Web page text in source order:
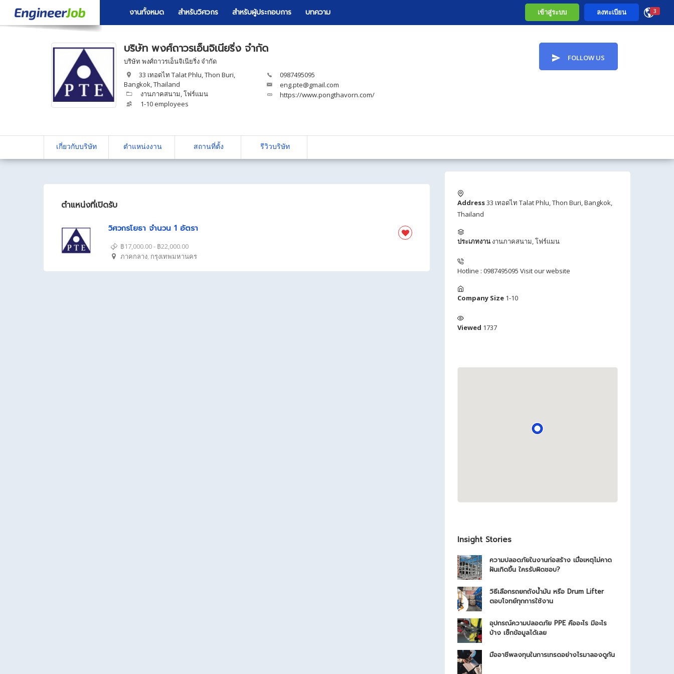
งานทั้งหมด สำหรับวิศวกร สำหรับผู้ประกอบการ บทความ 3
เข้าสู่ระบบ ลงทะเบียน
บริษัท พงศ์ถาวรเอ็นจิเนียริ่ง จำกัด
บริษัท พงศ์ถาวรเอ็นจิเนียริ่ง จำกัด
33 เทอดไท Talat Phlu, Thon Buri,
Bangkok, Thailand
งานภาคสนาม,โฟร์แมน
1-10 employees
0987495095
eng.pte@gmail.com
https://www.pongthavorn.com/
FOLLOW US
เกี่ยวกับบริษัท ตำแหน่งงาน สถานที่ตั้ง รีวิวบริษัท
ตำแหน่งที่เปิดรับ
วิศวกรโยธา จำนวน 1 อัตรา
฿17,000.00 - ฿22,000.00
ภาคกลาง, กรุงเทพมหานคร
Address33 เทอดไท Talat Phlu, Thon Buri, Bangkok,
Thailand
ประเภทงาน งานภาคสนาม,โฟร์แมน
Hotline : 0987495095 Visit our website
Company Size 1-10
Viewed 1737
Insight Stories
ความปลอดภัยในงานก่อสร้าง เมื่อเหตุไม่คาด
ฝันเกิดขึ้น ใครรับผิดชอบ?
วิธีเลือกรถยกถังน้ำมัน หรือ Drum Lifter
ตอบโจทย์ทุกการใช้งาน
อุปกรณ์ความปลอดภัย PPE คืออะไร มีอะไร
บ้าง เช็กข้อมูลได้เลย
มืออาชีพลงทุนในการเทรดอย่างไรมาลองดูกัน